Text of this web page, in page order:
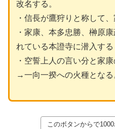
改名する。
・信長が鷹狩りと称して
・家康、本多忠勝、榊原
れている本證寺に潜入する
・空誓上人の言い分と家
→一向一揆への火種となる
このボタンからで